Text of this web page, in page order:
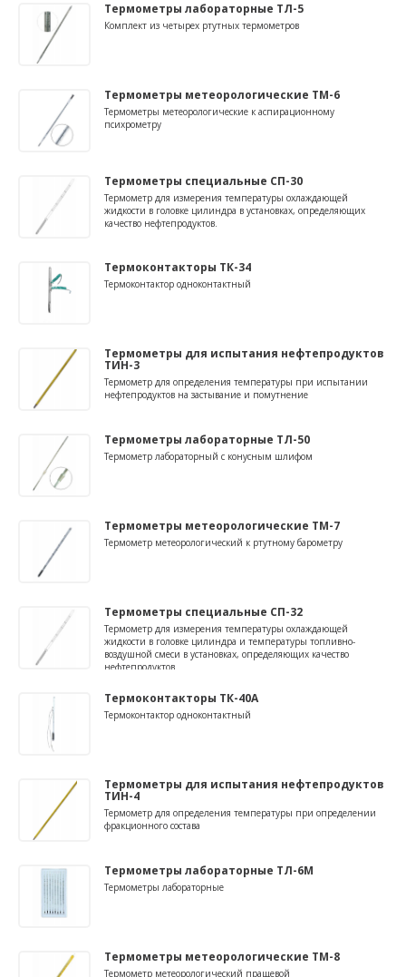
Термометры лабораторные ТЛ-5
Комплект из четырех ртутных термометров
Термометры метеорологические ТМ-6
Термометры метеорологические к аспирационному
психрометру
Термометры специальные СП-30
Термометр для измерения температуры охлаждающей
жидкости в головке цилиндра в установках, определяющих
качество нефтепродуктов.
Термоконтакторы ТК-34
Термоконтактор одноконтактный
Термометры для испытания нефтепродуктов
ТИН-3
Термометр для определения температуры при испытании
нефтепродуктов на застывание и помутнение
Термометры лабораторные ТЛ-50
Термометр лабораторный с конусным шлифом
Термометры метеорологические ТМ-7
Термометр метеорологический к ртутному барометру
Термометры специальные СП-32
Термометр для измерения температуры охлаждающей
жидкости в головке цилиндра и температуры топливно-
воздушной смеси в установках, определяющих качество
нефтепродуктов
Термоконтакторы ТК-40А
Термоконтактор одноконтактный
Термометры для испытания нефтепродуктов
ТИН-4
Термометр для определения температуры при определении
фракционного состава
Термометры лабораторные ТЛ-6М
Термометры лабораторные
Термометры метеорологические ТМ-8
Термометр метеорологический пращевой